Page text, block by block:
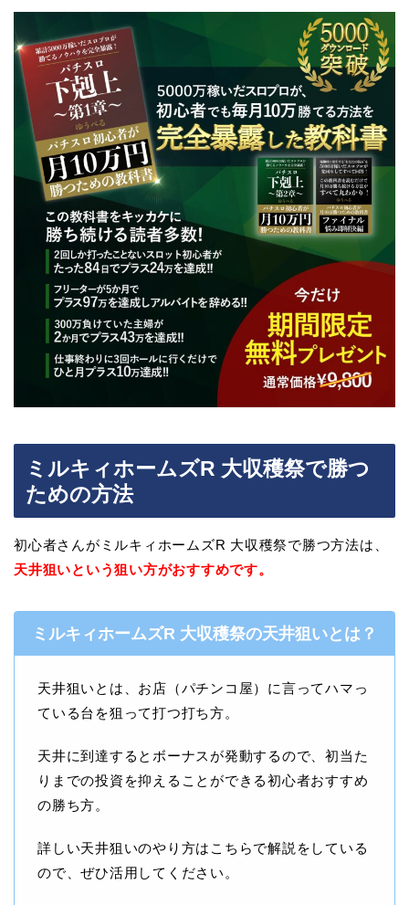
ミルキィホームズR 大収穫祭で勝つ
ための方法
初心者さんがミルキィホームズR 大収穫祭で勝つ方法は、
天井狙いという狙い方がおすすめです。
ミルキィホームズR 大収穫祭の天井狙いとは？
天井狙いとは、お店（パチンコ屋）に言ってハマっ
ている台を狙って打つ打ち方。
天井に到達するとボーナスが発動するので、初当た
りまでの投資を抑えることができる初心者おすすめ
の勝ち方。
詳しい天井狙いのやり方はこちらで解説をしている
ので、ぜひ活用してください。